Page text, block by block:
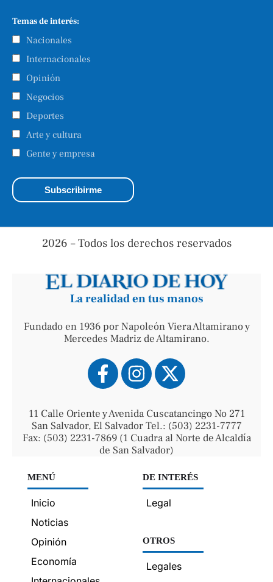
Temas de interés:
Nacionales
Internacionales
Opinión
Negocios
Deportes
Arte y cultura
Gente y empresa
2026 – Todos los derechos reservados
La realidad en tus manos
Fundado en 1936 por Napoleón Viera Altamirano y
Mercedes Madriz de Altamirano.
11 Calle Oriente y Avenida Cuscatancingo No 271
San Salvador, El Salvador Tel.: (503) 2231-7777
Fax: (503) 2231-7869 (1 Cuadra al Norte de Alcaldía
de San Salvador)
MENÚ
Inicio
Noticias
Opinión
Economía
DE INTERÉS
Legal
OTROS
Legales